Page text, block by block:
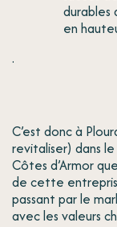
durables
en
.
C’est donc à
revitaliser) dans
Côtes d’Armor
de cette
passant par le
avec les valeurs